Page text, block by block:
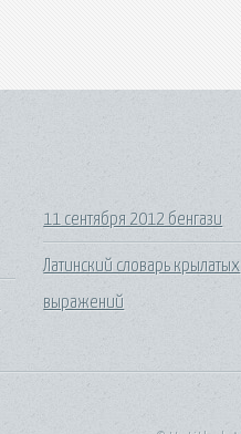
11 сентября 2012 бенгази
Латинский словарь крылатых
выражений